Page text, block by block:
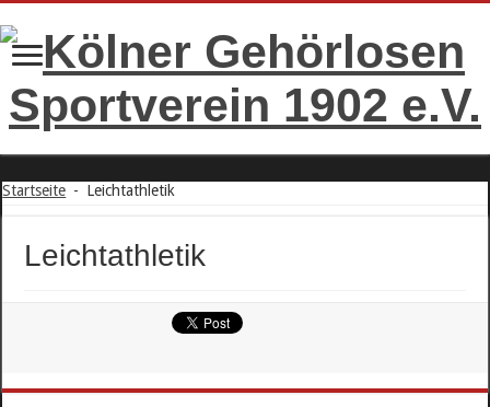
Startseite - Leichtathletik
Leichtathletik